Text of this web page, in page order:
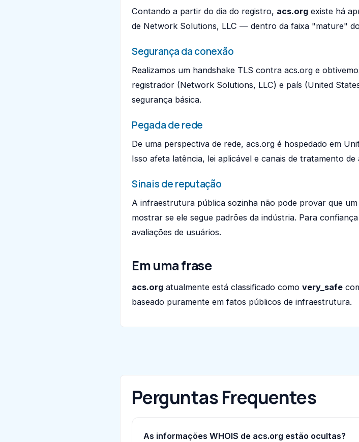
Contando a partir do dia do registro, acs.org existe há
de Network Solutions, LLC — dentro da faixa "mature"
Segurança da conexão
Realizamos um handshake TLS contra acs.org e
registrador (Network Solutions, LLC) e país (United
segurança básica.
Pegada de rede
De uma perspectiva de rede, acs.org é hospedado em
Isso afeta latência, lei aplicável e canais de tratamento de
Sinais de reputação
A infraestrutura pública sozinha não pode provar que
mostrar se ele segue padrões da indústria. Para
avaliações de usuários.
Em uma frase
acs.org atualmente está classificado como very_safe
baseado puramente em fatos públicos de infraestrutura.
Perguntas Frequentes
As informações WHOIS de acs.org estão ocultas?